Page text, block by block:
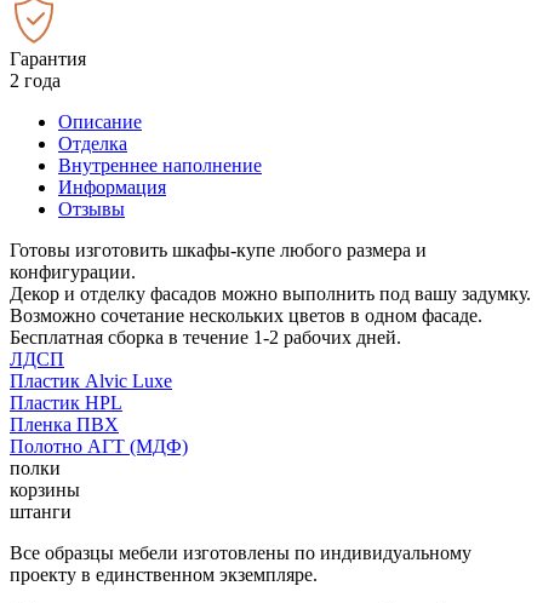
Гарантия
2 года
Описание
Отделка
Внутреннее наполнение
Информация
Отзывы
Готовы изготовить шкафы-купе любого размера и
конфигурации.
Декор и отделку фасадов можно выполнить под вашу задумку.
Возможно сочетание нескольких цветов в одном фасаде.
Бесплатная сборка в течение 1-2 рабочих дней.
ЛДСП
Пластик Alvic Luxe
Пластик HPL
Пленка ПВХ
Полотно АГТ (МДФ)
полки
корзины
штанги
Все образцы мебели изготовлены по индивидуальному
проекту в единственном экземпляре.